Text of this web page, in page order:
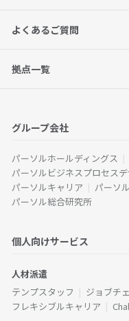
よくあるご質問
拠点一覧
グループ会社
パーソルホールディングス
パーソルビジネスプロセス
パーソルキャリア
パーソ
パーソル総合研究所
個人向けサービス
人材派遣
テンプスタッフ
ジョブチ
フレキシブルキャリア